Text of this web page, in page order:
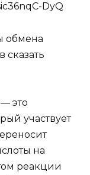
DyQ
обмена
сказать
это
участвует
на
реакции